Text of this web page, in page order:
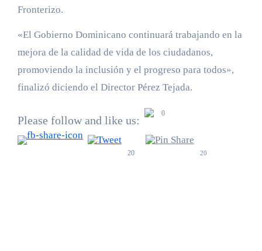
Fronterizo.
«El Gobierno Dominicano continuará trabajando en la
mejora de la calidad de vida de los ciudadanos,
promoviendo la inclusión y el progreso para todos»,
finalizó diciendo el Director Pérez Tejada.
Please follow and like us:
0
20 20